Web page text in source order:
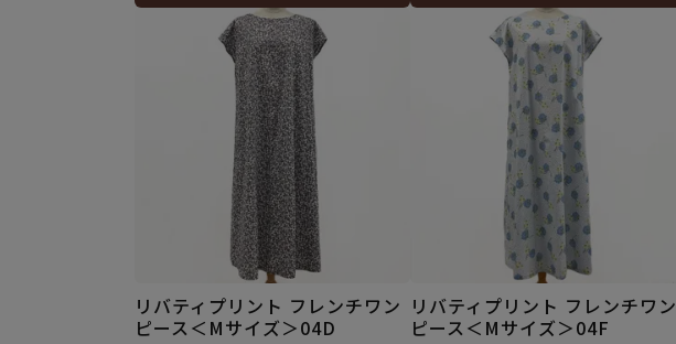
リバティプリント フレンチワン
ピース＜Mサイズ＞04D
リバティプリント フレンチワン
ピース＜Mサイズ＞04F